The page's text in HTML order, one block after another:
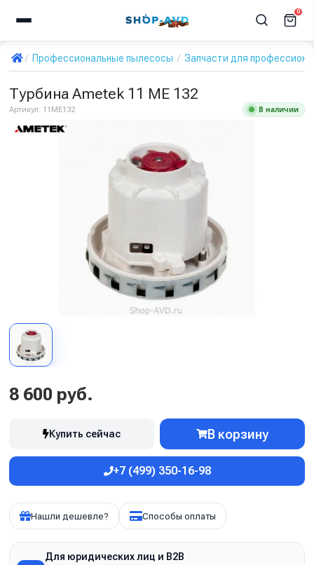
0
Профессиональные пылесосы Запчасти для
Турбина Ametek 11 ME 132
Артикул: 11ME132 В наличии
8 600 руб.
Купить сейчас В корзину
+7 (499) 350-16-98
Нашли дешевле? Способы оплаты
Для юридических лиц и B2B